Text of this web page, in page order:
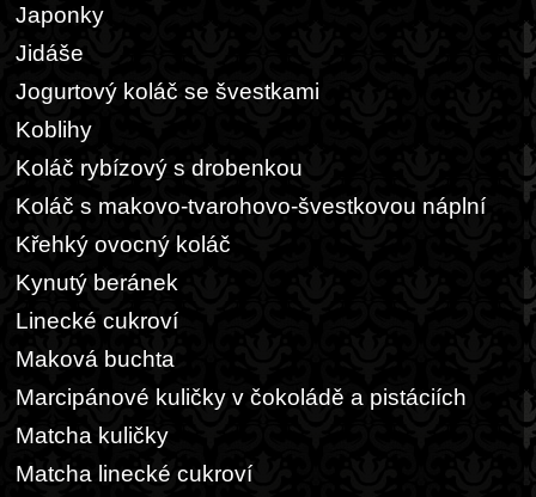
Japonky
Jidáše
Jogurtový koláč se švestkami
Koblihy
Koláč rybízový s drobenkou
Koláč s makovo-tvarohovo-švestkovou náplní
Křehký ovocný koláč
Kynutý beránek
Linecké cukroví
Maková buchta
Marcipánové kuličky v čokoládě a pistáciích
Matcha kuličky
Matcha linecké cukroví